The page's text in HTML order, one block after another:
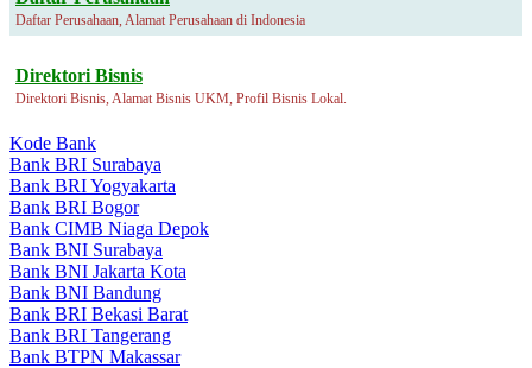
Daftar Perusahaan, Alamat Perusahaan di Indonesia
Direktori Bisnis
Direktori Bisnis, Alamat Bisnis UKM, Profil Bisnis Lokal.
Kode Bank
Bank BRI Surabaya
Bank BRI Yogyakarta
Bank BRI Bogor
Bank CIMB Niaga Depok
Bank BNI Surabaya
Bank BNI Jakarta Kota
Bank BNI Bandung
Bank BRI Bekasi Barat
Bank BRI Tangerang
Bank BTPN Makassar